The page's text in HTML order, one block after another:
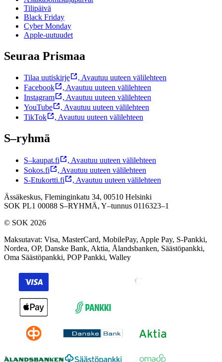
Tilipäivä
Black Friday
Cyber Monday
Apple-uutuudet
Seuraa Prismaa
Tilaa uutiskirje , Avautuu uuteen välilehteen
Facebook
, Avautuu uuteen välilehteen
Instagram
, Avautuu uuteen välilehteen
YouTube
, Avautuu uuteen välilehteen
TikTok
, Avautuu uuteen välilehteen
S–ryhmä
S–kaupat.fi , Avautuu uuteen välilehteen
Sokos.fi
, Avautuu uuteen välilehteen
S-Etukortti.fi
, Avautuu uuteen välilehteen
Ässäkeskus, Fleminginkatu 34, 00510 Helsinki
SOK PL1 00088 S–RYHMÄ, Y–tunnus 0116323–1
© SOK 2026
Maksutavat: Visa, MasterCard, MobilePay, Apple Pay, S-Pankki,
Nordea, OP, Danske Bank, Aktia, Ålandsbanken, Säästöpankki,
Oma Säästöpankki, POP Pankki, Walley